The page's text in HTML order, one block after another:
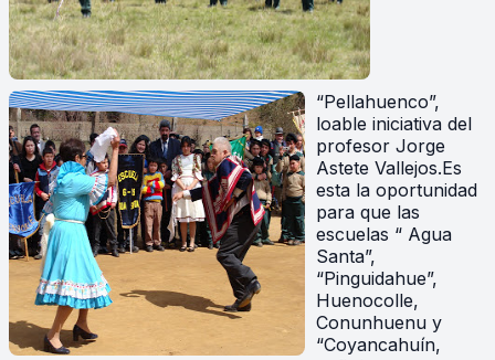
“Pellahuenco”,
loable iniciativa del
profesor Jorge
Astete Vallejos.Es
esta la oportunidad
para que las
escuelas “ Agua
Santa”,
“Pinguidahue”,
Huenocolle,
Conunhuenu y
“Coyancahuín,